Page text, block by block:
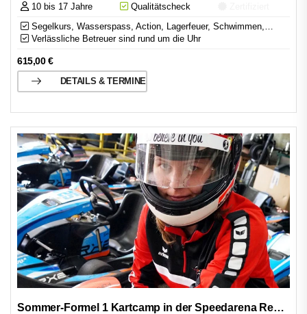
10 bis 17 Jahre Qualitätscheck
Segelkurs, Wasserspass, Action, Lagerfeuer, Schwimmen,…
Verlässliche Betreuer sind rund um die Uhr
615,00€
DETAILS & TERMINE
Sommer-Formel 1 Kartcamp in der Speedarena Rechnitz